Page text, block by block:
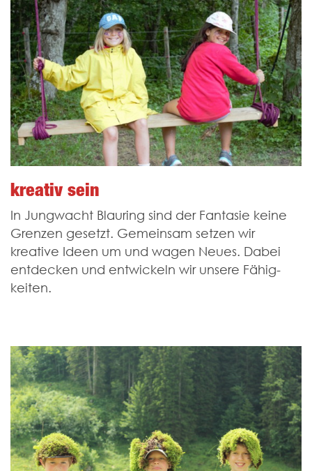
kreativ sein
In Jungwacht Blauring sind der Fantasie keine
Grenzen gesetzt. Gemeinsam setzen wir
kreative Ideen um und wagen Neues. Dabei
entdecken und entwickeln wir unsere Fähig­
keiten.